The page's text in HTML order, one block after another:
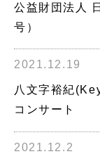
公益財団法人
号）
2021.12.19
八文字裕紀
コンサート
2021.12.2